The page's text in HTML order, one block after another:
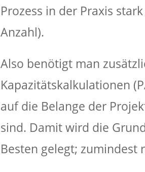
Prozess in der Praxis
Anzahl).
Also benötigt man
Kapazitätskalkulationen
auf die Belange der
sind. Damit wird die
Besten gelegt; zumindest